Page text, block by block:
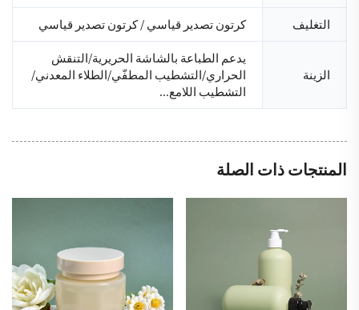
التغليف كرتون تصدير قياسي / كرتون تصدير قياسي
الزينة
يدعم الطباعة بالشاشة الحريرية/التنقش
الحراري/التشطيب المطفّي/الطلاء المعدني/
التشطيب اللامع...
المنتجات ذات الصلة